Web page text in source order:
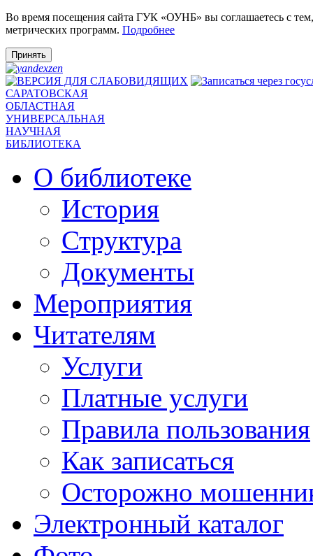
Во время посещения сайта ГУК «ОУНБ» вы соглашаетесь с
метрических программ. Подробнее
Принять
САРАТОВСКАЯ
ОБЛАСТНАЯ
УНИВЕРСАЛЬНАЯ
НАУЧНАЯ
БИБЛИОТЕКА
О библиотеке
История
Структура
Документы
Мероприятия
Читателям
Услуги
Платные услуги
Правила пользования
Как записаться
Осторожно
Электронный каталог